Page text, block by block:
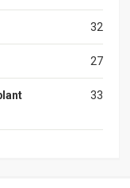
32
27
33